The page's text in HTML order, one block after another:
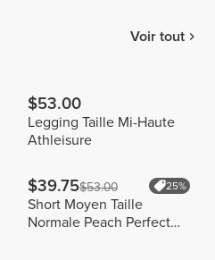
Voir tout
$53.00
Legging Taille Mi-Haute
Athleisure
$39.75$53.00 25%
Short Moyen Taille
Normale Peach Perfect